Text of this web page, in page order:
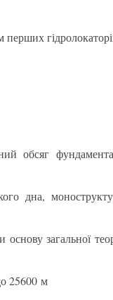
обсяг
дна,
загальної
25600 м